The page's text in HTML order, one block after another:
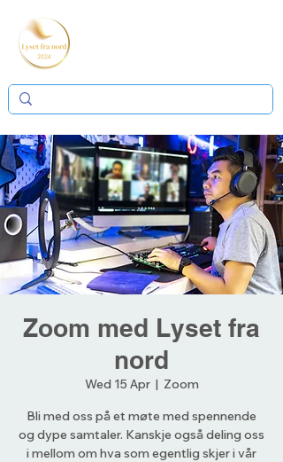
Zoom med Lyset fra
nord
Wed 15 Apr
  |
Zoom
Bli med oss på et møte med spennende
og dype samtaler. Kanskje også deling oss
i mellom om hva som egentlig skjer i vår